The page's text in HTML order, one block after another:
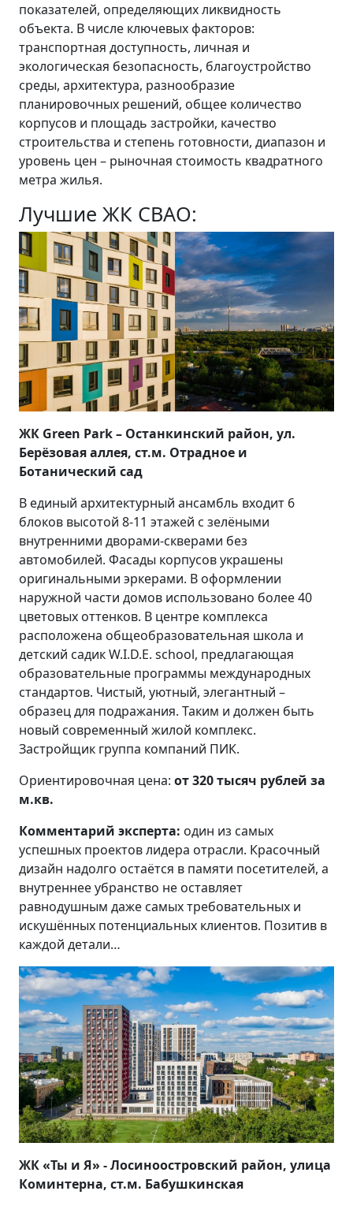
показателей, определяющих ликвидность
объекта. В числе ключевых факторов:
транспортная доступность, личная и
экологическая безопасность, благоустройство
среды, архитектура, разнообразие
планировочных решений, общее количество
корпусов и площадь застройки, качество
строительства и степень готовности, диапазон и
уровень цен – рыночная стоимость квадратного
метра жилья.
Лучшие ЖК СВАО:
ЖК Green Park – Останкинский район, ул.
Берёзовая аллея, ст.м. Отрадное и
Ботанический сад
В единый архитектурный ансамбль входит 6
блоков высотой 8-11 этажей с зелёными
внутренними дворами-скверами без
автомобилей. Фасады корпусов украшены
оригинальными эркерами. В оформлении
наружной части домов использовано более 40
цветовых оттенков. В центре комплекса
расположена общеобразовательная школа и
детский садик W.I.D.E. school, предлагающая
образовательные программы международных
стандартов. Чистый, уютный, элегантный –
образец для подражания. Таким и должен быть
новый современный жилой комплекс.
Застройщик группа компаний ПИК.
Ориентировочная цена: от 320 тысяч рублей за
м.кв.
Комментарий эксперта: один из самых
успешных проектов лидера отрасли. Красочный
дизайн надолго остаётся в памяти посетителей, а
внутреннее убранство не оставляет
равнодушным даже самых требовательных и
искушённых потенциальных клиентов. Позитив в
каждой детали…
ЖК «Ты и Я» - Лосиноостровский район, улица
Коминтерна, ст.м. Бабушкинская